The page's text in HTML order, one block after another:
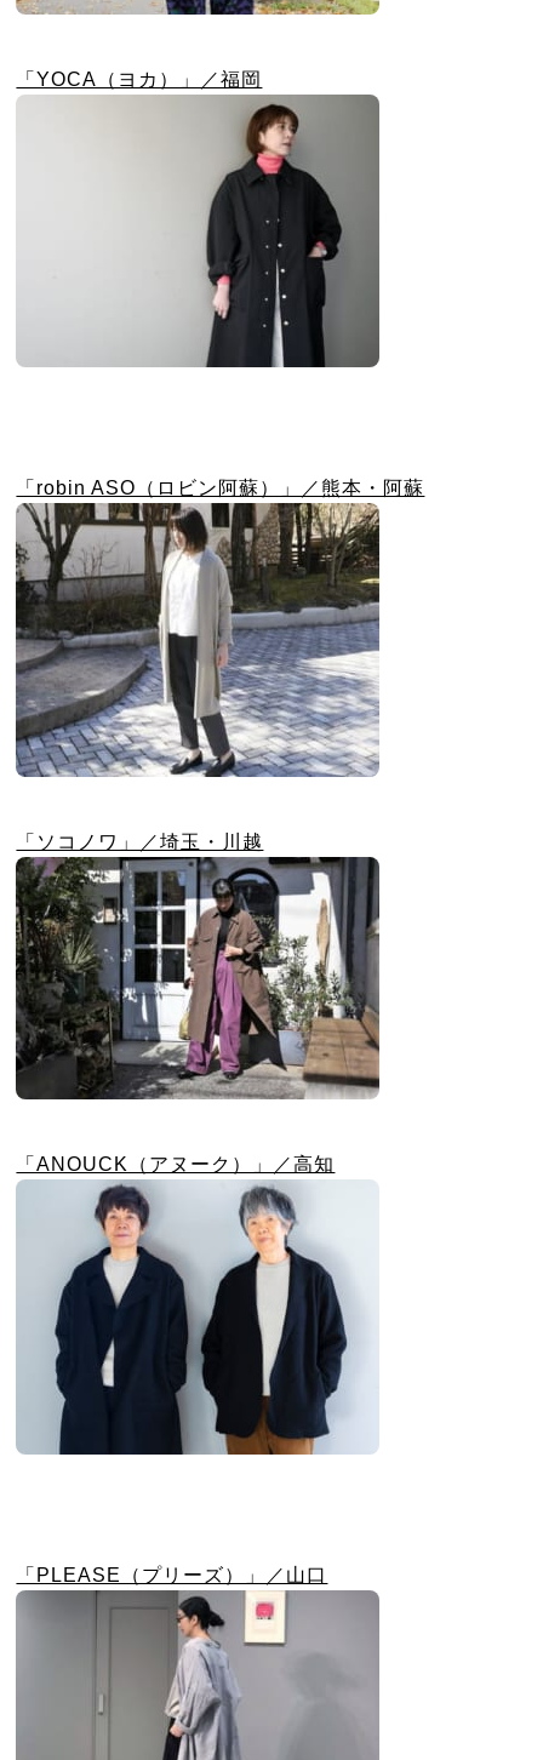
「YOCA（ヨカ）」／福岡
「robin ASO（ロビン阿蘇）」／熊本・阿蘇
「ソコノワ」／埼玉・川越
「ANOUCK（アヌーク）」／高知
「PLEASE（プリーズ）」／山口